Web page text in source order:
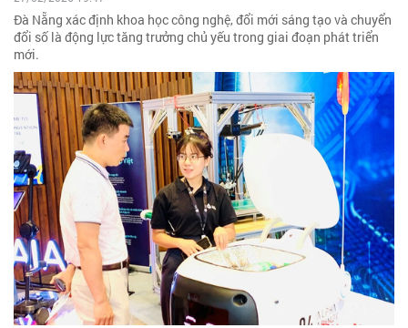
Đà Nẵng xác định khoa học công nghệ, đổi mới sáng tạo và chuyển
đổi số là động lực tăng trưởng chủ yếu trong giai đoạn phát triển
mới.